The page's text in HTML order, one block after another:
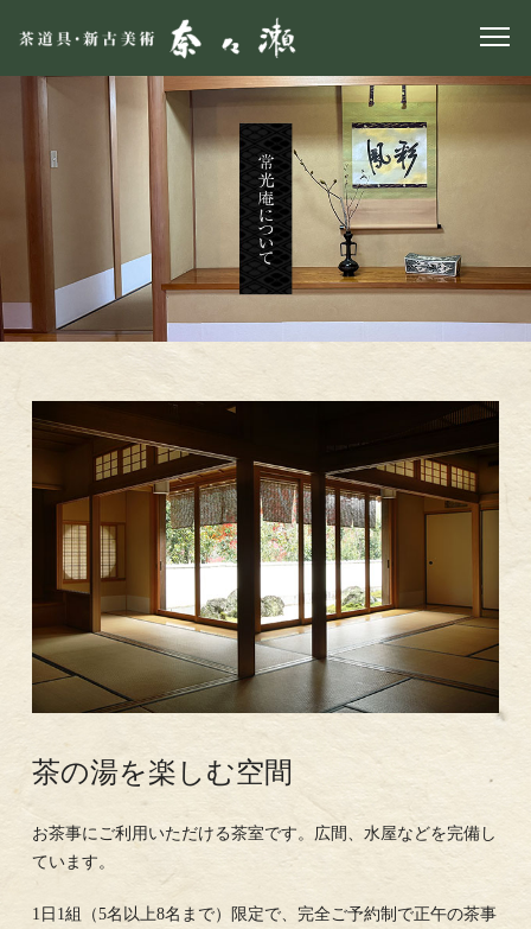
茶の湯を楽しむ空間
お茶事にご利用いただける茶室です。広間、水屋などを完備し
ています。
1日1組（5名以上8名まで）限定で、完全ご予約制で正午の茶事